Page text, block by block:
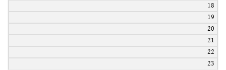
18
19
20
21
22
23